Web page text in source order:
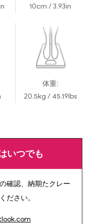
10cm / 3.93in
体重:
20.5kg / 45.19lbs
いつでも
確認、納期たクレー
ださい。